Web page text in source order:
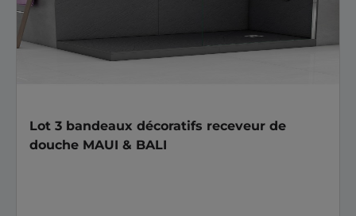
Lot 3 bandeaux décoratifs receveur de
douche MAUI & BALI